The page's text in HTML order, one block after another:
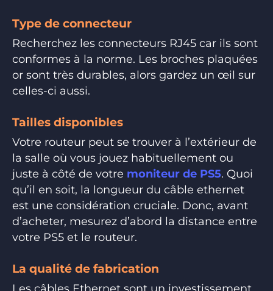
Type de connecteur
Recherchez les connecteurs RJ45 car ils sont
conformes à la norme. Les broches plaquées
or sont très durables, alors gardez un œil sur
celles-ci aussi.
Tailles disponibles
Votre routeur peut se trouver à l’extérieur de
la salle où vous jouez habituellement ou
juste à côté de votre moniteur de PS5. Quoi
qu’il en soit, la longueur du câble ethernet
est une considération cruciale. Donc, avant
d’acheter, mesurez d’abord la distance entre
votre PS5 et le routeur.
La qualité de fabrication